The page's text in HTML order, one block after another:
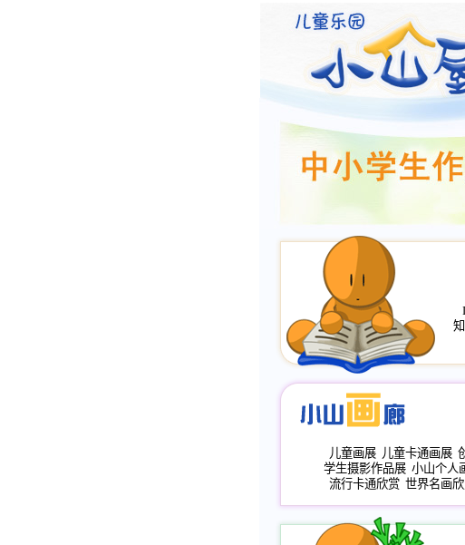
儿童画展 儿童卡通画展
学生摄影作品展 小山个人
流行卡通欣赏 世界名画